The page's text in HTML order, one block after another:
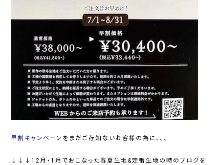
早割キャンペーン をまだご存知ないお客様の為に、、、
↓↓↓12月・1月でおこなった春夏生地&定番生地の時のブログを